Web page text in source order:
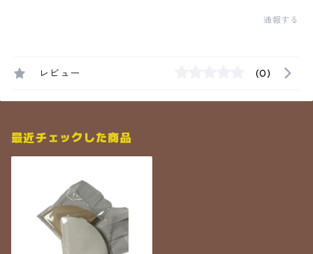
通報する
レビュー (0)
最近チェックした商品